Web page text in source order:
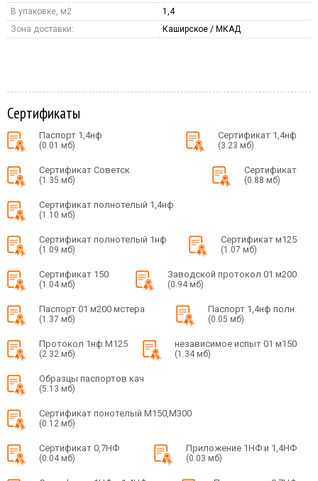
В упаковке, м2
1,4
Зона доставки:
Каширское / МКАД
Сертификаты
Паспорт 1,4нф
(0.01 мб)
Сертификат 1,4нф
(3.23 мб)
Сертификат Советск
(1.35 мб)
Сертификат
(0.88 мб)
Сертификат полнотелый 1,4нф
(1.10 мб)
Сертификат полнотелый 1нф
(1.09 мб)
Сертификат м125
(1.07 мб)
Сертификат 150
(1.04 мб)
Заводской протокол 01 м200
(0.94 мб)
Паспорт 01 м200 мстера
(1.37 мб)
Паспорт 1,4нф полн.
(0.05 мб)
Протокол 1нф М125
(2.32 мб)
независимое испыт 01 м150
(1.34 мб)
Образцы паспортов кач
(5.13 мб)
Сертификат понотелый М150,М300
(0.12 мб)
Сертификат 0,7НФ
(0.04 мб)
Приложение 1НФ и 1,4НФ
(0.03 мб)